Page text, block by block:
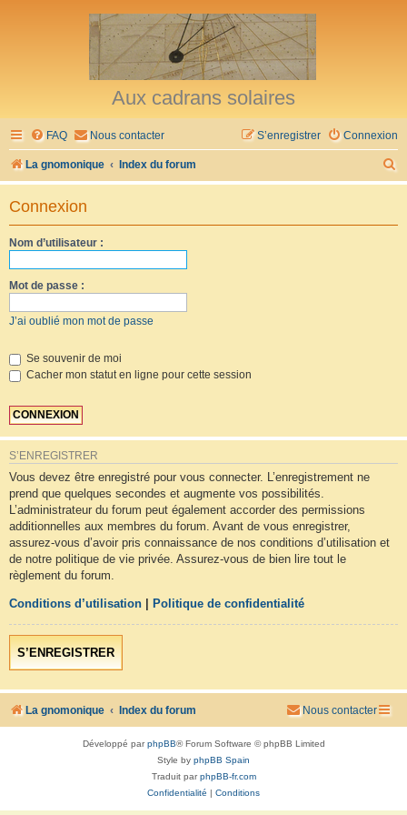
Aux cadrans solaires
FAQ Nous contacter Connexion
S’enregistrer
La gnomonique Index du forum
e
Connexion
Nom d’utilisateur :
Mot de passe :
J’ai oublié mon mot de passe
Se souvenir de moi
Cacher mon statut en ligne pour cette session
S’ENREGISTRER
Vous devez être enregistré pour vous connecter. L’enregistrement ne
prend que quelques secondes et augmente vos possibilités.
L’administrateur du forum peut également accorder des permissions
additionnelles aux membres du forum. Avant de vous enregistrer,
assurez-vous d’avoir pris connaissance de nos conditions d’utilisation et
de notre politique de vie privée. Assurez-vous de bien lire tout le
règlement du forum.
Conditions d’utilisation Politique de confidentialité
S’ENREGISTRER
La gnomonique Index du forum Nous contacter
Développé parphpBB® Forum Software © phpBB Limited
Style by phpBB Spain
Traduit parphpBB-fr.com
Confidentialité
Conditions